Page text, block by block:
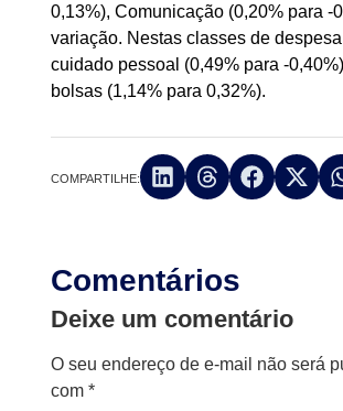
0,13%), Comunicação (0,20% para -
variação. Nestas classes de
cuidado pessoal (0,49% para -
bolsas (1,14% para 0,32%).
COMPARTILHE:
Comentários
Deixe um comentário
O seu endereço de e-mail não será
com*